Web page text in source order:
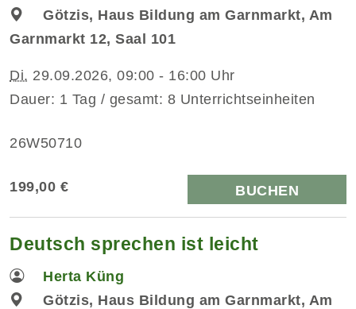
Götzis, Haus Bildung am Garnmarkt, Am
Garnmarkt 12, Saal 101
Di. 29.09.2026, 09:00 - 16:00 Uhr
Dauer: 1 Tag / gesamt: 8 Unterrichtseinheiten
26W50710
199,00 € BUCHEN
Deutsch sprechen ist leicht
Herta Küng
Götzis, Haus Bildung am Garnmarkt, Am